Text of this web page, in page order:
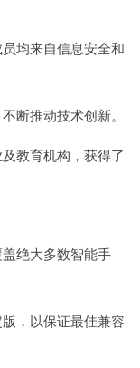
均来自信息安全和
断推动技术创新。
教育机构，获得了
绝大多数智能手
，以保证最佳兼容